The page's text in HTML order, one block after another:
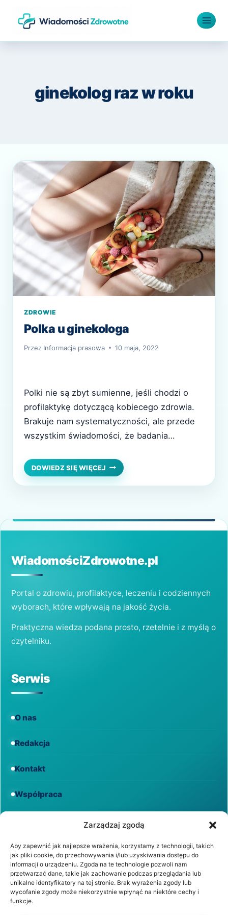
Zarządzaj zgodą
Aby zapewnić jak najlepsze wrażenia, korzystamy z technologii, takich
jak pliki cookie, do przechowywania i/lub uzyskiwania dostępu do
informacji o urządzeniu. Zgoda na te technologie pozwoli nam
przetwarzać dane, takie jak zachowanie podczas przeglądania lub
unikalne identyfikatory na tej stronie. Brak wyrażenia zgody lub
wycofanie zgody może niekorzystnie wpłynąć na niektóre cechy i
funkcje.
ginekolog raz w roku
ZDROWIE
Polka u ginekologa
Przez Informacja prasowa 10 maja, 2022
Polki nie są zbyt sumienne, jeśli chodzi o
profilaktykę dotyczącą kobiecego zdrowia.
Brakuje nam systematyczności, ale przede
wszystkim świadomości, że badania
Regularnie (tzn. co najmniej raz do roku lub
według zaleceń lekarza) ginekologa
– wynika z raportu „Profilaktyka…
DOWIEDZ SIĘ WIĘCEJ POLKA
U
GINEKOLOGA
WiadomościZdrowotne.pl
Portal o zdrowiu, profilaktyce, leczeniu i codziennych
wyborach, które wpływają na jakość życia.
Praktyczna wiedza podana prosto, rzetelnie i z myślą o
czytelniku.
Serwis
O nas
Redakcja
Kontakt
Współpraca
Regulamin
Polityka prywatności